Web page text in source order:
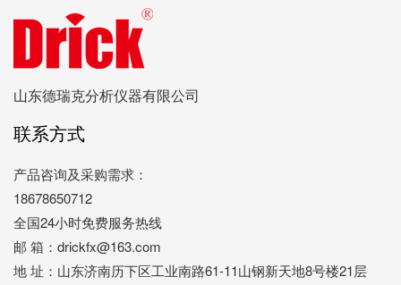
山东德瑞克分析仪器有限公司
联系方式
产品咨询及采购需求：
18678650712
全国24小时免费服务热线
邮 箱：drickfx@163.com
地 址：山东济南历下区工业南路61-11山钢新天地8号楼21层